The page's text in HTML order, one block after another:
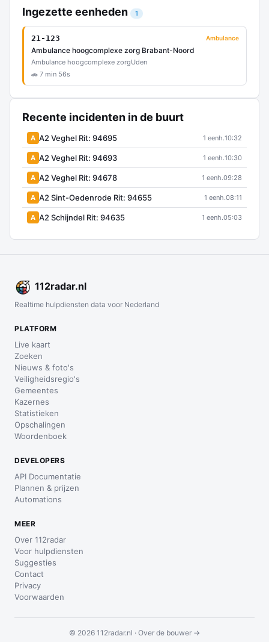
Ingezette eenheden 1
21-123 Ambulance
Ambulance hoogcomplexe zorg Brabant-Noord
Ambulance hoogcomplexe zorgUden
🚗 7 min 56s
Recente incidenten in de buurt
A A2 Veghel Rit: 94695 1 eenh.10:32
A A2 Veghel Rit: 94693 1 eenh.10:30
A A2 Veghel Rit: 94678 1 eenh.09:28
A A2 Sint-Oedenrode Rit: 94655 1 eenh.08:11
A A2 Schijndel Rit: 94635 1 eenh.05:03
112radar.nl
Realtime hulpdiensten data voor Nederland
PLATFORM
Live kaart
Zoeken
Nieuws & foto's
Veiligheidsregio's
Gemeentes
Kazernes
Statistieken
Opschalingen
Woordenboek
DEVELOPERS
API Documentatie
Plannen & prijzen
Automations
MEER
Over 112radar
Voor hulpdiensten
Suggesties
Contact
Privacy
Voorwaarden
© 2026 112radar.nl · Over de bouwer →